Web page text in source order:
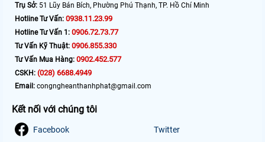
Trụ Sở: 51 Lũy Bán Bích, Phường Phú Thạnh, TP. Hồ Chí Minh
Hotline Tư Vấn: 0938.11.23.99
Hotline Tư Vấn 1: 0906.72.73.77
Tư Vấn Kỹ Thuật: 0906.855.330
Tư Vấn Mua Hàng: 0902.452.577
CSKH: (028) 6688.4949
Email: congngheanthanhphat@gmail.com
Kết nối với chúng tôi
Facebook Twitter